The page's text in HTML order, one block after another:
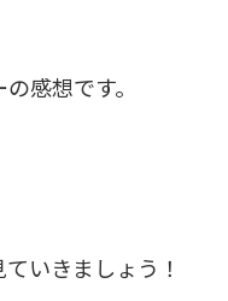
感想です。
いきましょう！